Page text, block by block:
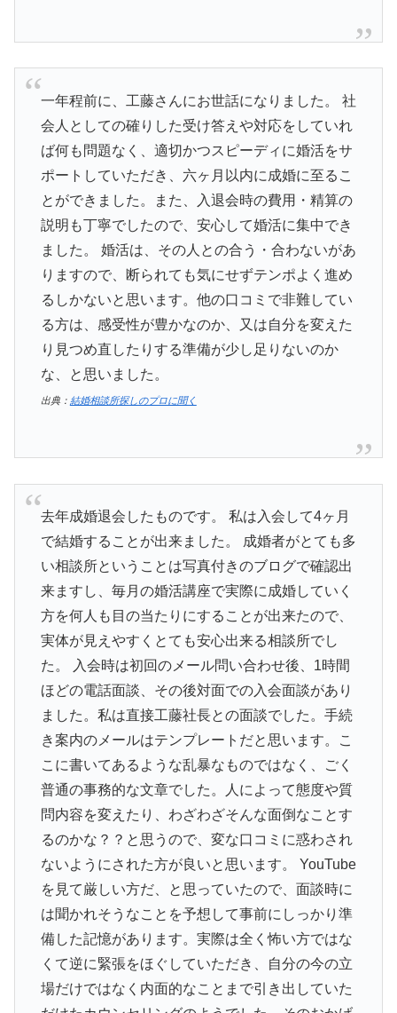
一年程前に、工藤さんにお世話になりました。 社
会人としての確りした受け答えや対応をしていれ
ば何も問題なく、適切かつスピーディに婚活をサ
ポートしていただき、六ヶ月以内に成婚に至るこ
とができました。また、入退会時の費用・精算の
説明も丁寧でしたので、安心して婚活に集中でき
ました。 婚活は、その人との合う・合わないがあ
りますので、断られても気にせずテンポよく進め
るしかないと思います。他の口コミで非難してい
る方は、感受性が豊かなのか、又は自分を変えた
り見つめ直したりする準備が少し足りないのか
な、と思いました。
出典： 結婚相談所探しのプロに聞く
去年成婚退会したものです。 私は入会して4ヶ月
で結婚することが出来ました。 成婚者がとても多
い相談所ということは写真付きのブログで確認出
来ますし、毎月の婚活講座で実際に成婚していく
方を何人も目の当たりにすることが出来たので、
実体が見えやすくとても安心出来る相談所でし
た。 入会時は初回のメール問い合わせ後、1時間
ほどの電話面談、その後対面での入会面談があり
ました。私は直接工藤社長との面談でした。手続
き案内のメールはテンプレートだと思います。こ
こに書いてあるような乱暴なものではなく、ごく
普通の事務的な文章でした。人によって態度や質
問内容を変えたり、わざわざそんな面倒なことす
るのかな？？と思うので、変な口コミに惑わされ
ないようにされた方が良いと思います。 YouTube
を見て厳しい方だ、と思っていたので、面談時に
は聞かれそうなことを予想して事前にしっかり準
備した記憶があります。実際は全く怖い方ではな
くて逆に緊張をほぐしていただき、自分の今の立
場だけではなく内面的なことまで引き出していた